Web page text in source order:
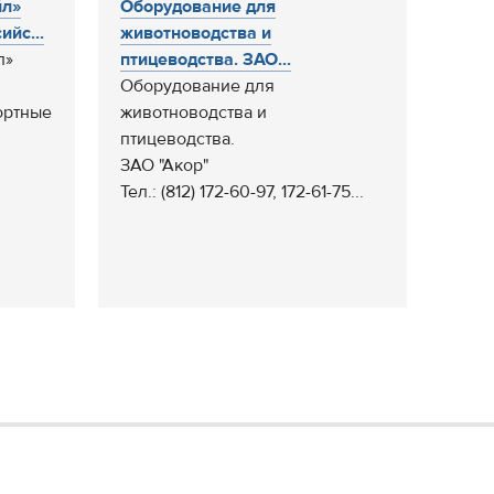
Оборудование для
животноводства и
птицеводства. ЗАО...
Оборудование для
животноводства и
птицеводства.
ЗАО "Акор"
Тел.: (812) 172-60-97, 172-61-75...